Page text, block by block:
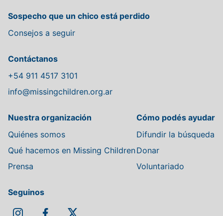
Sospecho que un chico está perdido
Consejos a seguir
Contáctanos
+54 911 4517 3101
info@missingchildren.org.ar
Nuestra organización
Quiénes somos
Qué hacemos en Missing Children
Prensa
Cómo podés ayudar
Difundir la búsqueda
Donar
Voluntariado
Seguinos